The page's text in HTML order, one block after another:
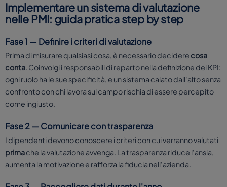
Implementare un sistema di valutazione
nelle PMI: guida pratica step by step
Fase 1 — Definire i criteri di valutazione
Prima di misurare qualsiasi cosa, è necessario decidere cosa
conta. Coinvolgi i responsabili di reparto nella definizione dei KPI:
ogni ruolo ha le sue specificità, e un sistema calato dall'alto senza
confronto con chi lavora sul campo rischia di essere percepito
come ingiusto.
Fase 2 — Comunicare con trasparenza
I dipendenti devono conoscere i criteri con cui verranno valutati
primache la valutazione avvenga. La trasparenza riduce l'ansia,
aumenta la motivazione e rafforza la fiducia nell'azienda.